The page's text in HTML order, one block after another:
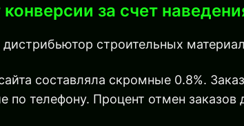
за счет
строительных
составляла скромные 0.8%.
по телефону. Процент отмен заказов